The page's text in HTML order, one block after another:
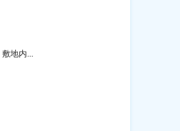
地内...